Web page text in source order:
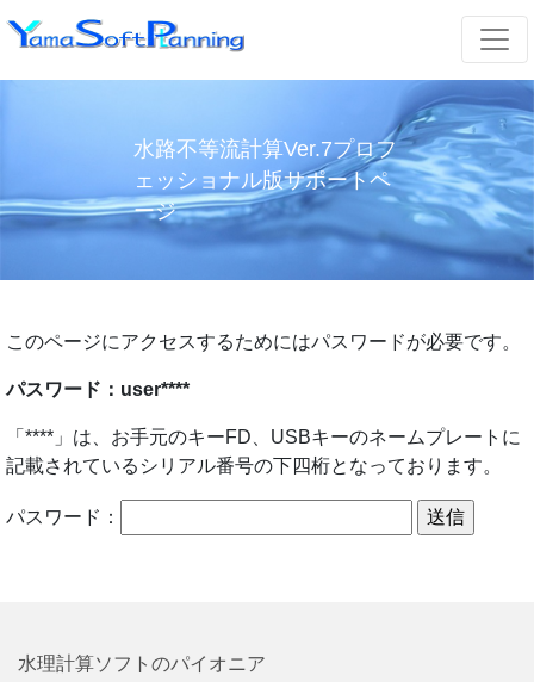
水路不等流計算Ver.7プロフ
ェッショナル版サポートペ
ージ
このページにアクセスするためにはパスワードが必要です。
パスワード：user****
「****」は、お手元のキーFD、USBキーのネームプレートに
記載されているシリアル番号の下四桁となっております。
パスワード：
水理計算ソフトのパイオニア